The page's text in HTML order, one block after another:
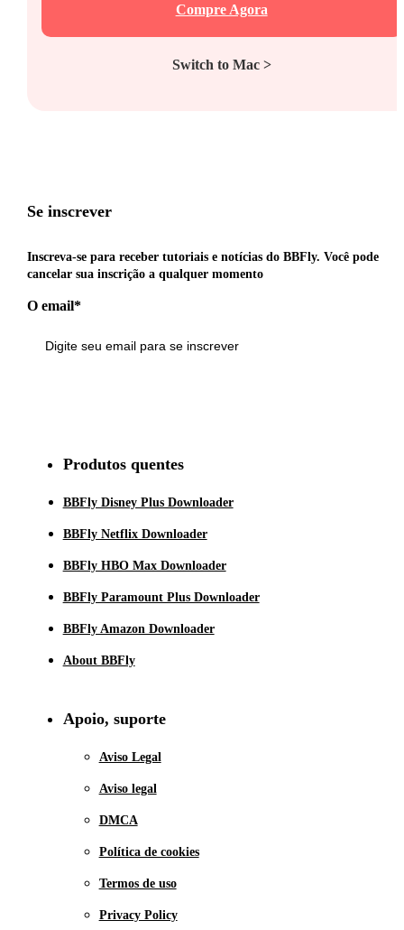
Compre Agora
Switch to Mac >
Se inscrever
Inscreva-se para receber tutoriais e notícias do BBFly. Você pode
cancelar sua inscrição a qualquer momento
O email*
Produtos quentes
BBFly Disney Plus Downloader
BBFly Netflix Downloader
BBFly HBO Max Downloader
BBFly Paramount Plus Downloader
BBFly Amazon Downloader
About BBFly
Apoio, suporte
Aviso Legal
Aviso legal
DMCA
Política de cookies
Termos de uso
Privacy Policy